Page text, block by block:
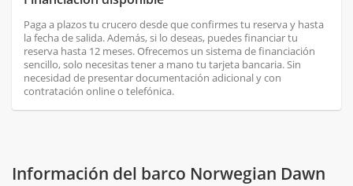
Paga a plazos tu crucero desde que confirmes tu reserva y hasta
la fecha de salida. Además, si lo deseas, puedes financiar tu
reserva hasta 12 meses. Ofrecemos un sistema de financiación
sencillo, solo necesitas tener a mano tu tarjeta bancaria. Sin
necesidad de presentar documentación adicional y con
contratación online o telefónica.
Información del barco Norwegian Dawn